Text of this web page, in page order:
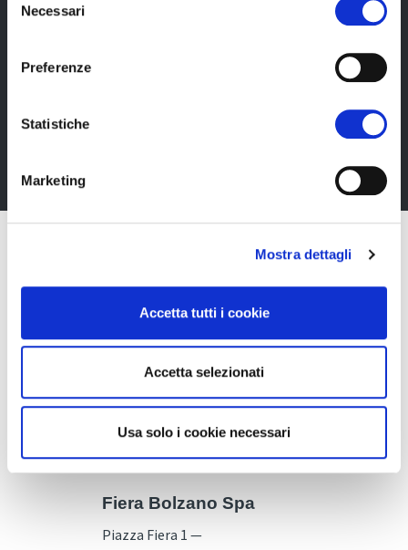
delNecessari
Preferenze
Statistiche
Marketing
Mostra dettagli
Accetta tutti i cookie
Accetta selezionati
Usa solo i cookie necessari
Rimani sempre aggiornata*o sui nostri eventi, ricevi
alcun costo.
Fiera Bolzano Spa
Piazza Fiera 1 —